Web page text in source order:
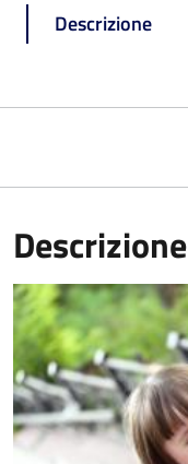
Descrizione
Descrizione